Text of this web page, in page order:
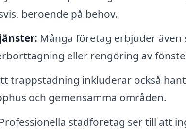
beroende på behov.
Många företag erbjuder även
eller rengöring av
trappstädning inkluderar också
och gemensamma områden.
Professionella städföretag ser till att